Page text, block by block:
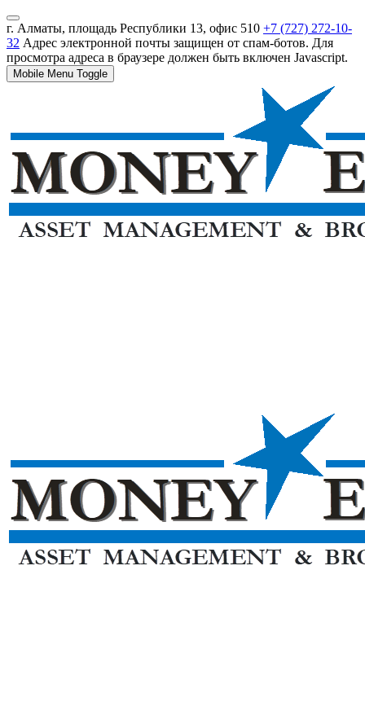
г. Алматы, площадь Республики 13, офис 510 +7 (727) 272-10-
32 Адрес электронной почты защищен от спам-ботов. Для
просмотра адреса в браузере должен быть включен Javascript.
Mobile Menu Toggle